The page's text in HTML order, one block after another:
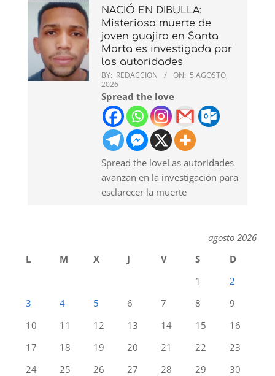
NACIÓ EN DIBULLA:
Misteriosa muerte de
joven guajiro en Santa
Marta es investigada por
las autoridades
BY: REDACCION ON: 5 AGOSTO,
2026
Spread the love
Spread the loveLas autoridades
avanzan en la investigación para
esclarecer la muerte
agosto 2026
L
M X J V S
D
1
2
3
4 5 6 7 8
9
10
11 12 13 14 15
16
17
18 19 20 21 22
23
24
25 26 27 28 29
30